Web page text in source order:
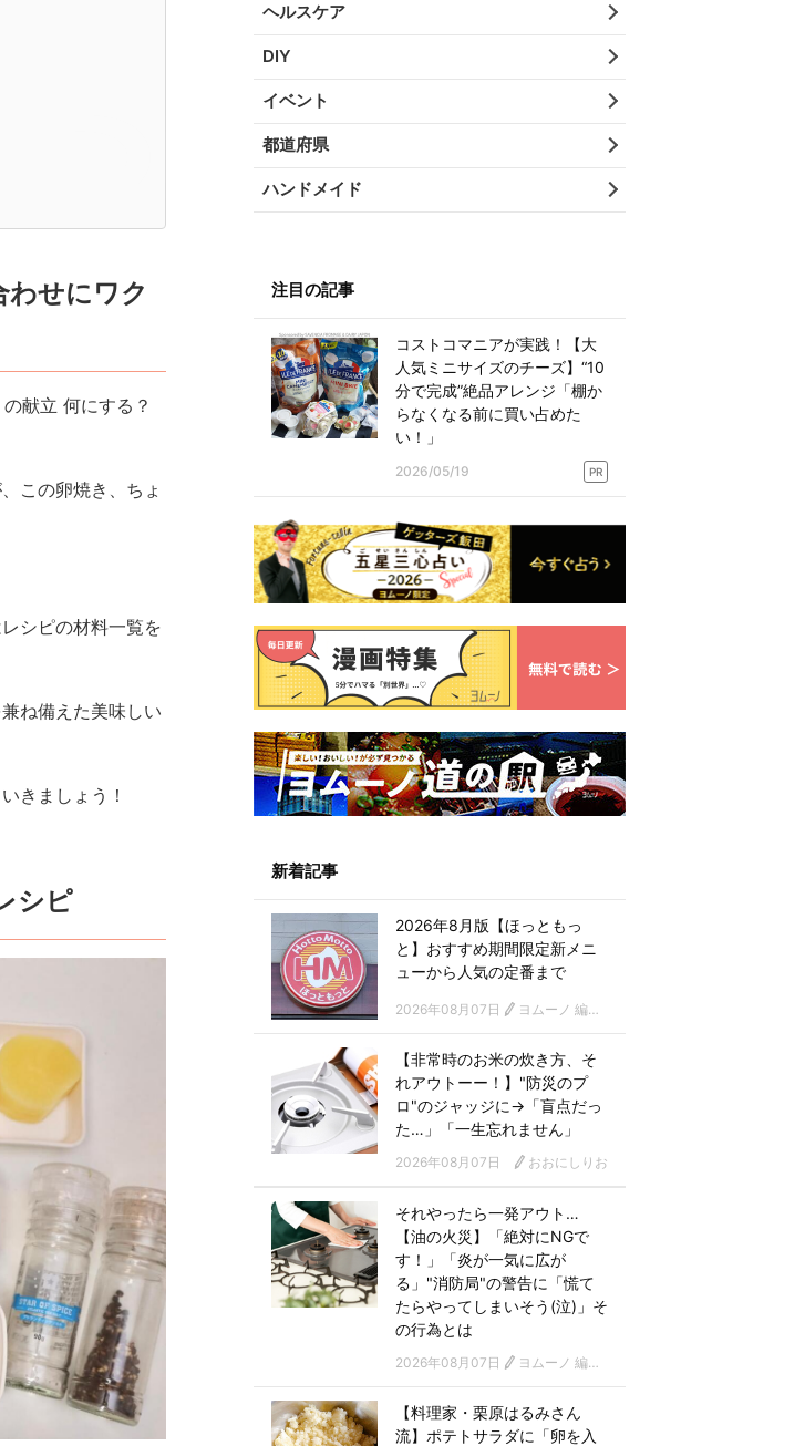
わせにワク
献立 何にする？
この卵焼き、ちょ
シピの材料一覧を
ね備えた美味しい
きましょう！
シピ
ヘルスケア
DIY
イベント
都道府県
ハンドメイド
注目の記事
コストコマニアが実践！【大
人気ミニサイズのチーズ】“10
分で完成”絶品アレンジ「棚か
らなくなる前に買い占めた
い！」
2026/05/19 PR
新着記事
2026年8月版【ほっともっ
と】おすすめ期間限定新メニ
ューから人気の定番まで
2026年08月07日 ヨムーノ 編集部
【非常時のお米の炊き方、そ
れアウトーー！】"防災のプ
ロ"のジャッジに→「盲点だっ
た…」「一生忘れません」
2026年08月07日 おおにしりお
それやったら一発アウト…
【油の火災】「絶対にNGで
す！」「炎が一気に広が
る」"消防局"の警告に「慌て
たらやってしまいそう(泣)」そ
の行為とは
2026年08月07日 ヨムーノ 編集部
【料理家・栗原はるみさん
流】ポテトサラダに「卵を入